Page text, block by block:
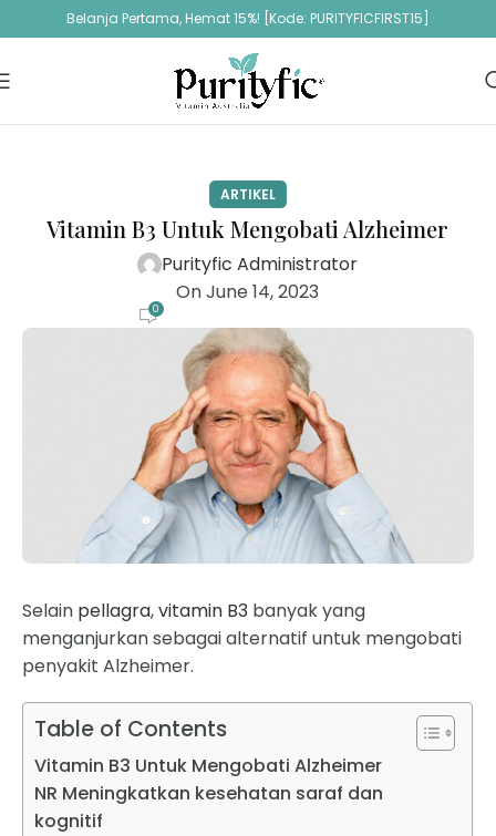
Belanja Pertama, Hemat 15%! [Kode: PURITYFICFIRST15]
ARTIKEL
Vitamin B3 Untuk Mengobati Alzheimer
Purityfic Administrator
On June 14, 2023
0
Selain pellagra,vitamin B3 banyak yang
menganjurkan sebagai alternatif untuk mengobati
penyakit Alzheimer.
Table of Contents
Vitamin B3 Untuk Mengobati Alzheimer
NR Meningkatkan kesehatan saraf dan
kognitif